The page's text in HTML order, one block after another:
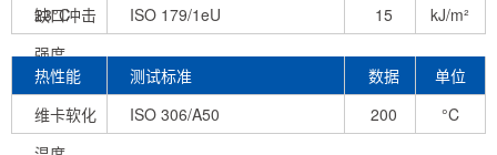
缺口冲击
强度
23°C ISO 179/1eU 15 kJ/m²
热性能 测试标准 数据
单位
维卡软化
ISO 306/A50 200 °C